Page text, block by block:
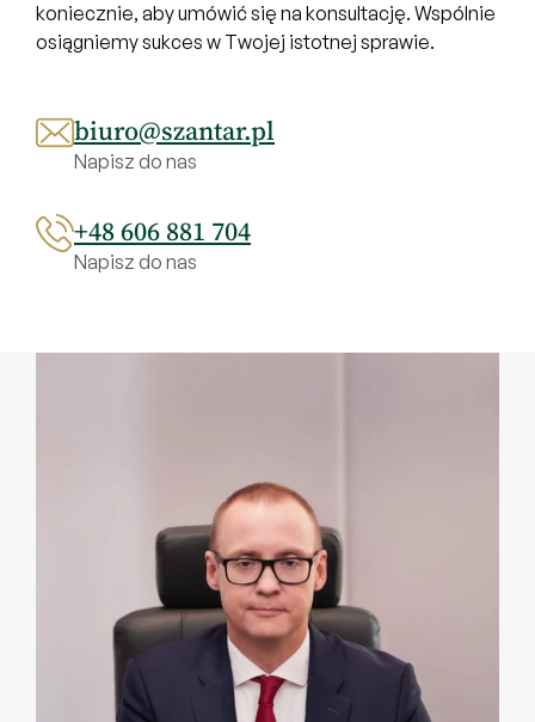
koniecznie, aby umówić się na konsultację. Wspólnie
osiągniemy sukces w Twojej istotnej sprawie.
biuro@szantar.pl
Napisz do nas
+48 606 881 704
Napisz do nas